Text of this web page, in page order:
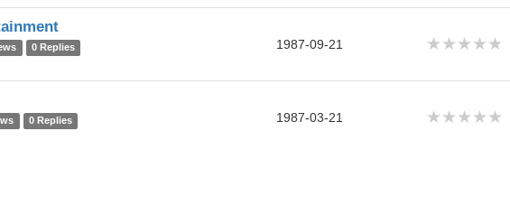
0 Replies 1987-09-21 ★★★★★
0 Replies 1987-03-21 ★★★★★